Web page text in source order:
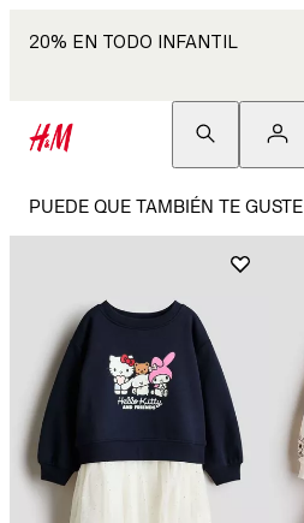
20% EN TODO INFANTIL
PUEDE QUE TAMBIÉN TE GUSTE